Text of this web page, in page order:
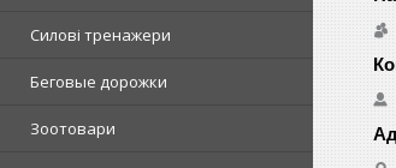
Силові тренажери
Беговые дорожки
Зоотовари